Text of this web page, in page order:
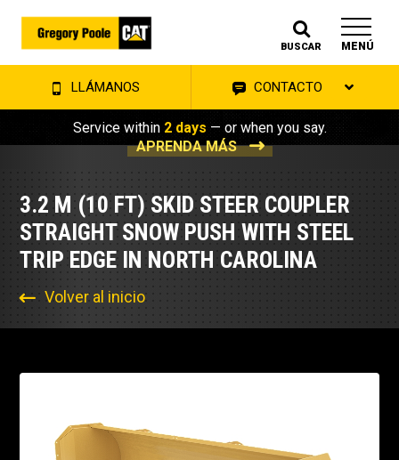
BUSCAR MENÚ
LLÁMANOS CONTACTO
Service within 2 days — or when you say.
APRENDA MÁS
3.2 M (10 FT) SKID STEER COUPLER
STRAIGHT SNOW PUSH WITH STEEL
TRIP EDGE IN NORTH CAROLINA
Volver al inicio